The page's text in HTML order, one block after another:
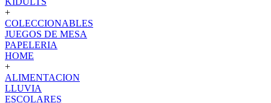
+
COLECCIONABLES
JUEGOS DE MESA
PAPELERIA
HOME
+
ALIMENTACION
LLUVIA
ESCOLARES